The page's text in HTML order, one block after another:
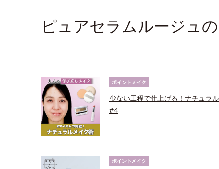
ピュアセラムルージュ
ポイントメイク
少ない工程で仕上げる！ナチュラ
#4
ポイントメイク